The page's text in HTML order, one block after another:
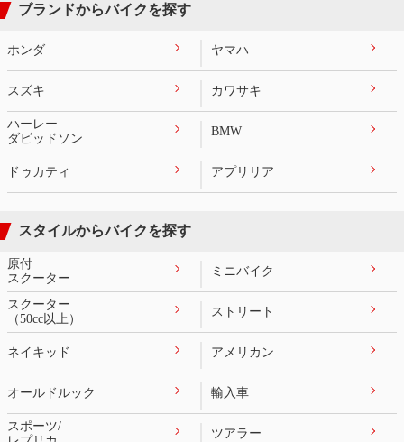
ブランドからバイクを探す
ホンダ ヤマハ
スズキ カワサキ
ハーレー
ダビッドソン
BMW
ドゥカティ アプリリア
スタイルからバイクを探す
原付
スクーター
ミニバイク
スクーター
（50cc以上）
ストリート
ネイキッド アメリカン
オールドルック 輸入車
スポーツ/
ツアラー